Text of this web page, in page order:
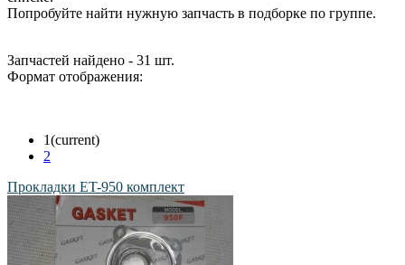
Попробуйте найти нужную запчасть в подборке по группе.
Запчастей найдено - 31 шт.
Формат отображения:
1(current)
2
Прокладки ET-950 комплект